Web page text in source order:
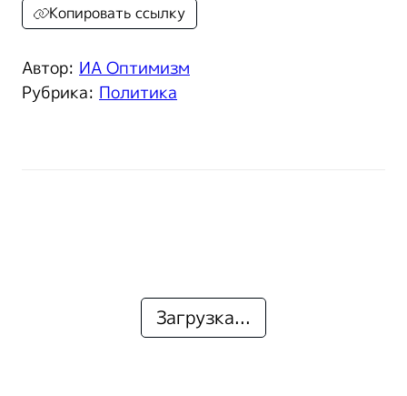
Автор: ИА Оптимизм
Рубрика: Политика
Копировать ссылку
Загрузка...